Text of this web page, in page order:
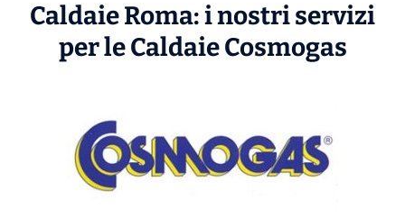
Caldaie Roma: i nostri servizi
per le CaldaieCosmogas